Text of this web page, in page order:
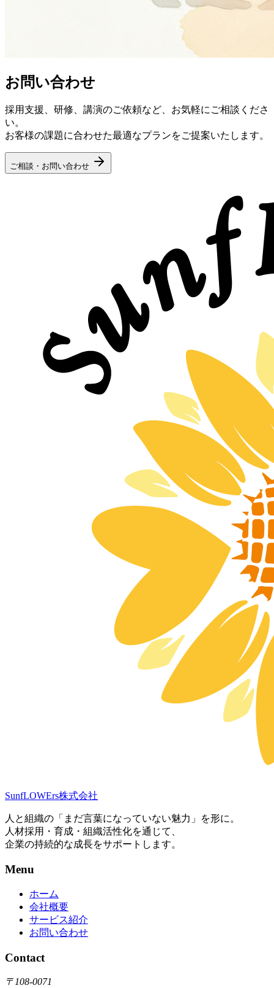
お問い合わせ
採用支援、研修、講演のご依頼など、お気軽にご相談くださ
い。
お客様の課題に合わせた最適なプランをご提案いたします。
ご相談・お問い合わせ
SunfLOWErs株式会社
人と組織の「まだ言葉になっていない魅力」を形に。
人材採用・育成・組織活性化を通じて、
企業の持続的な成長をサポートします。
Menu
ホーム
会社概要
サービス紹介
お問い合わせ
Contact
〒108-0071